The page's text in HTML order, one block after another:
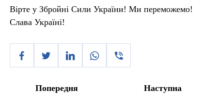
Вірте у Збройні Сили України! Ми переможемо!
Слава Україні!
Попередня Наступна